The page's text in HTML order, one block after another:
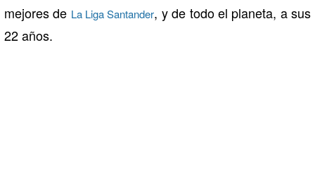
mejores de La Liga Santander, y de todo el planeta, a sus
22 años.